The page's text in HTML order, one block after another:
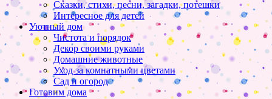
Сказки, стихи, песни, загадки, потешки
Интересное для детей
Уютный дом
Чистота и порядок
Декор своими руками
Домашние животные
Уход за комнатными цветами
Сад и огород
Готовим дома